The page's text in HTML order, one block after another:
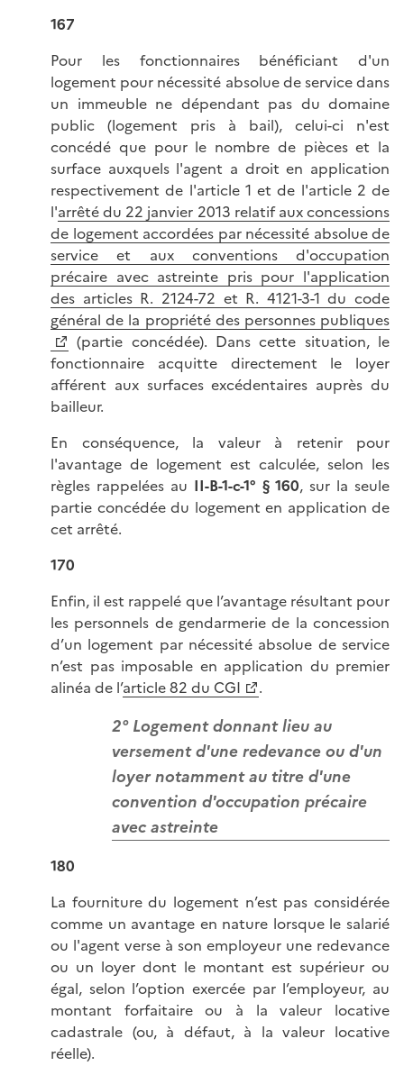
167
Pour les fonctionnaires bénéficiant d'un
logement pour nécessité absolue de service dans
un immeuble ne dépendant pas du domaine
public (logement pris à bail), celui-ci n'est
concédé que pour le nombre de pièces et la
surface auxquels l'agent a droit en application
respectivement de l'article 1 et de l'article 2 de
l'arrêté du 22 janvier 2013 relatif aux concessions
de logement accordées par nécessité absolue de
service et aux conventions d'occupation
précaire avec astreinte pris pour l'application
des articles R. 2124-72 et R. 4121-3-1 du code
général de la propriété des personnes publiques
(partie concédée). Dans cette situation, le
fonctionnaire acquitte directement le loyer
afférent aux surfaces excédentaires auprès du
bailleur.
En conséquence, la valeur à retenir pour
l'avantage de logement est calculée, selon les
règles rappelées au II-B-1-c-1° § 160, sur la seule
partie concédée du logement en application de
cet arrêté.
170
Enfin, il est rappelé que l’avantage résultant pour
les personnels de gendarmerie de la concession
d’un logement par nécessité absolue de service
n’est pas imposable en application du premier
alinéa de l’article 82 du CGI .
2° Logement donnant lieu au
versement d'une redevance ou d'un
loyer notamment au titre d'une
convention d'occupation précaire
avec astreinte
180
La fourniture du logement n’est pas considérée
comme un avantage en nature lorsque le salarié
ou l'agent verse à son employeur une redevance
ou un loyer dont le montant est supérieur ou
égal, selon l’option exercée par l’employeur, au
montant forfaitaire ou à la valeur locative
cadastrale (ou, à défaut, à la valeur locative
réelle).